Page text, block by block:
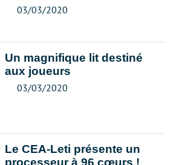
03/03/2020
Un magnifique lit destiné
aux joueurs
03/03/2020
Le CEA-Leti présente un
processeur à 96 cœurs !